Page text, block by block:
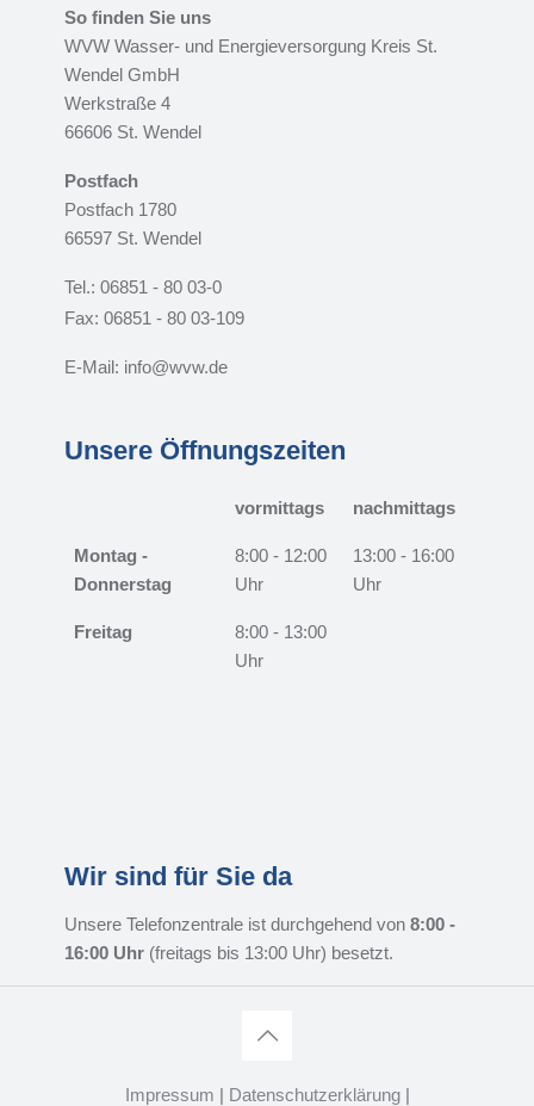
So finden Sie uns
WVW Wasser- und Energieversorgung Kreis St.
Wendel GmbH
Werkstraße 4
66606 St. Wendel
Postfach
Postfach 1780
66597 St. Wendel
Tel.: 06851 - 80 03-0
Fax: 06851 - 80 03-109
E-Mail: info@wvw.de
Unsere Öffnungszeiten
vormittags nachmittags
Montag -
Donnerstag
8:00 - 12:00
Uhr
13:00 - 16:00
Uhr
Freitag
8:00 - 13:00
Uhr
Wir sind für Sie da
Unsere Telefonzentrale ist durchgehend von 8:00 -
16:00 Uhr(freitags bis 13:00 Uhr) besetzt.
Impressum | Datenschutzerklärung|